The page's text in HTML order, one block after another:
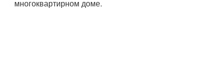
многоквартирном доме.